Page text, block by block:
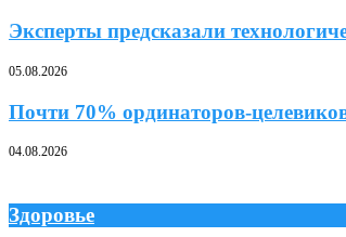
Эксперты предсказали
05.08.2026
Почти 70% ординаторов-
04.08.2026
Здоровье